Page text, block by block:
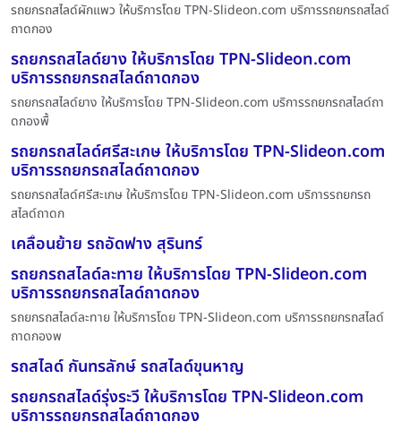
รถยกรถสไลด์ผักแพว ให้บริการโดย TPN-Slideon.com บริการรถยกรถสไลด์
ถาดกอง
รถยกรถสไลด์ยาง ให้บริการโดย TPN-Slideon.com
บริการรถยกรถสไลด์ถาดกอง
รถยกรถสไลด์ยาง ให้บริการโดย TPN-Slideon.com บริการรถยกรถสไลด์ถา
ดกองพื้
รถยกรถสไลด์ศรีสะเกษ ให้บริการโดย TPN-Slideon.com
บริการรถยกรถสไลด์ถาดกอง
รถยกรถสไลด์ศรีสะเกษ ให้บริการโดย TPN-Slideon.com บริการรถยกรถ
สไลด์ถาดก
เคลื่อนย้าย รถอัดฟาง สุรินทร์
รถยกรถสไลด์ละทาย ให้บริการโดย TPN-Slideon.com
บริการรถยกรถสไลด์ถาดกอง
รถยกรถสไลด์ละทาย ให้บริการโดย TPN-Slideon.com บริการรถยกรถสไลด์
ถาดกองพ
รถสไลด์ กันทรลักษ์ รถสไลด์ขุนหาญ
รถยกรถสไลด์รุ่งระวี ให้บริการโดย TPN-Slideon.com
บริการรถยกรถสไลด์ถาดกอง